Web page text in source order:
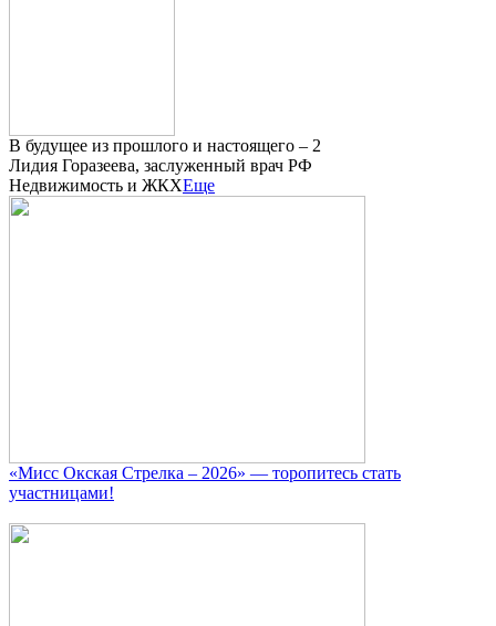
В будущее из прошлого и настоящего – 2
Лидия Горазеева, заслуженный врач РФ
Недвижимость и ЖКХЕще
«Мисс Окская Стрелка – 2026» — торопитесь стать
участницами!